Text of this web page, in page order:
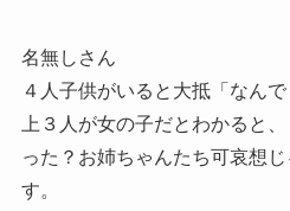
名無しさん
４人子供がいると大抵「なん
上３人が女の子だとわかると
った？お姉ちゃんたち可哀想
す。